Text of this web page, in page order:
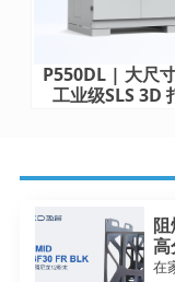
P550DL | 大尺
工业级SLS 3D
高
在